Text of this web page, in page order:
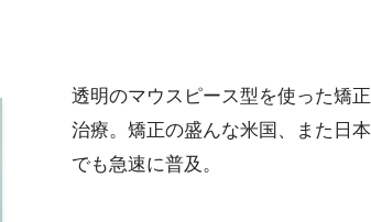
透明のマウスピース型を使った矯正
治療。矯正の盛んな米国、また日本
でも急速に普及。